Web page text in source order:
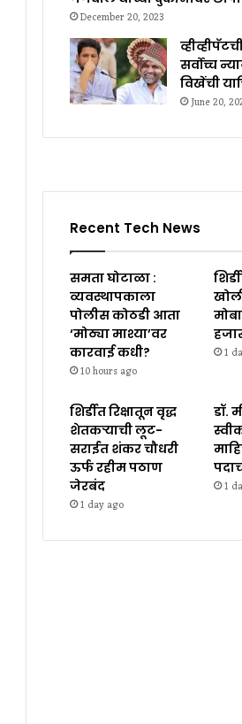
December 20, 2023
सर्वोच्च
विखेंची
June 20,
Recent Tech News
समता घोटाळा :
व्यवस्थापकाला
पोलीस कोठडी आता
‘मोठ्या माश्या’वर
कारवाई कधी?
10 hours ago
1
शिर्डीत रिक्षातून वृद्ध
शेतकऱ्याची लूट-
सराईत शंकर चौधरी
ऊर्फ रहीम पठाण
जेरबंद
1 day ago
डॉ.
1